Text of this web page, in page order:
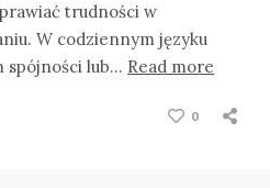
trudności w
W codziennym języku
spójności lub… Read more
0